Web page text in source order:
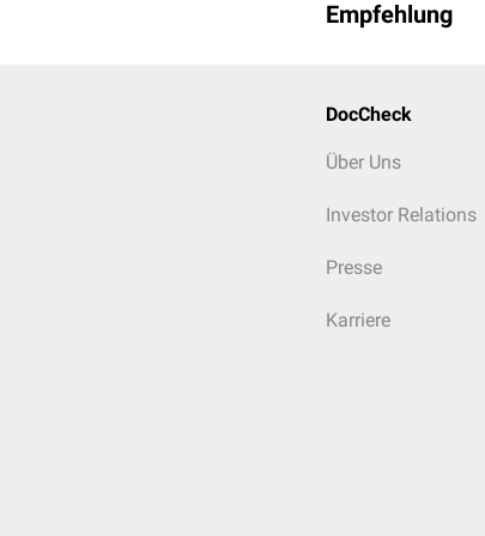
Milbemycinoxim
Empfehlung
DocCheck
Über Uns
Investor Relations
Presse
Karriere